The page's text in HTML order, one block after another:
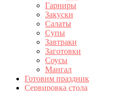
Гарниры
Закуски
Салаты
Супы
Завтраки
Заготовки
Соусы
Мангал
Готовим праздник
Сервировка стола